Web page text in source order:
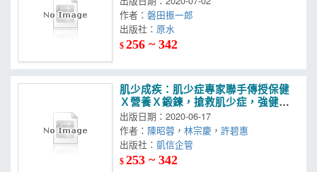
作者：磐田振一郎
出版社：
$256 ~ 342
肌少成疾：肌少症專家聯手傳授保健
Ｘ營養Ｘ鍛鍊，搶救肌少症，強健下
半生
出版日期：2020-06-17
作者： 陳昭蓉 ，林宗慶 ，許碧惠
出版社：
$253 ~ 342